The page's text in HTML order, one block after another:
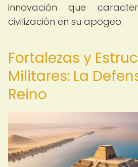
innovación que
civilización en su apogeo.
Fortalezas y
Militares: La
Reino